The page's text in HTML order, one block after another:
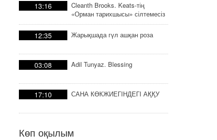
13:16
Cleanth Brooks. Keats-тің
«Орман тарихшысы» сілтемесіз
тарих
12:35 Жарықшада гүл ашқан роза
03:08 Adil Tunyaz. Blessing
17:10 САНА КӨКЖИЕГІНДЕГІ АҚҚУ
Көп оқылым